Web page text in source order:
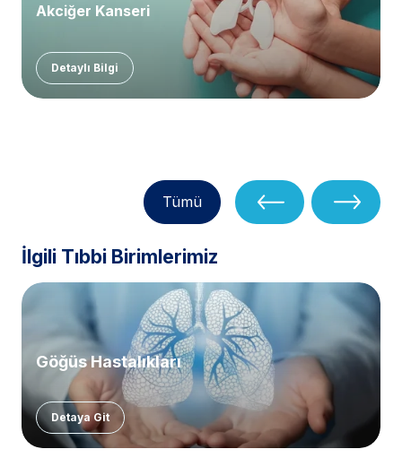
Akciğer Kanseri
Detaylı Bilgi
Tümü
İlgili Tıbbi Birimlerimiz
Göğüs Hastalıkları
Detaya Git